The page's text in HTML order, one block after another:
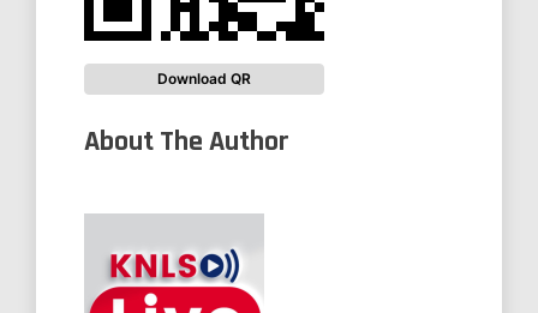
Download QR
About The Author